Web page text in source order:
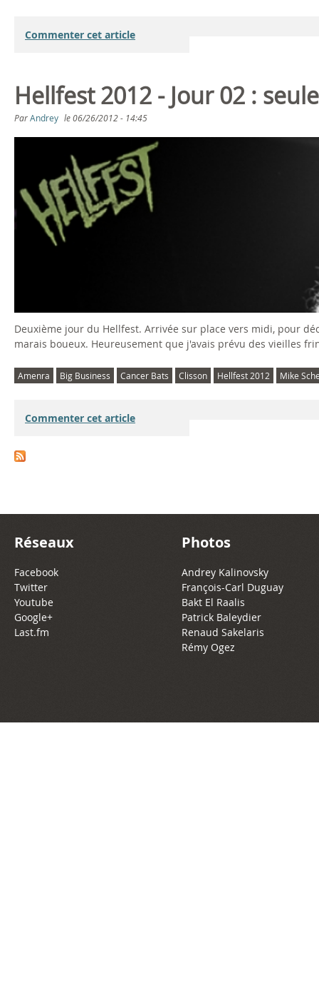
Commenter cet article
Hellfest 2012 - Jour 02 :
ParAndrey le06/26/2012 - 14:45
Deuxième jour du Hellfest. Arrivée sur place vers midi, pour
marais boueux. Heureusement que j'avais prévu des vieilles
Amenra Big Business Cancer Bats Clisson Hellfest 2012 Mike
Commenter cet article
Réseaux
Facebook
Twitter
Youtube
Google+
Last.fm
Photos
Andrey Kalinovsky
François-Carl Duguay
Bakt El Raalis
Patrick Baleydier
Renaud Sakelaris
Rémy Ogez